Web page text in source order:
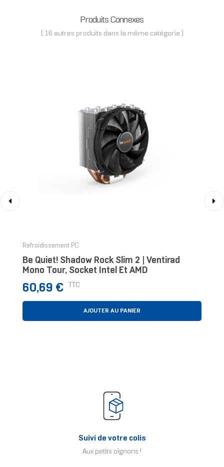
Produits Connexes
( 16 autres produits dans la même catégorie )
Refroidissement PC
Be Quiet! Shadow Rock Slim 2 | Ventirad
Mono Tour, Socket Intel Et AMD
Prix
60,69 € TTC
AJOUTER AU PANIER
Suivi de votre colis
Aux petits oignons !